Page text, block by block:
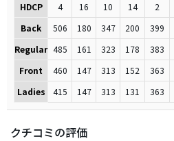
HDCP
4 16 10 14 2
Back
506 180 347 200 399
Regular 485 161 323 178 383
Front
460 147 313 152 363
Ladies
415 147 313 131 363
クチコミの評価